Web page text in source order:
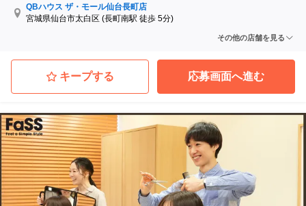
QBハウス ザ・モール仙台長町店
宮城県仙台市太白区 (長町南駅 徒歩 5分)
QBハウス イオン仙台幸町店
宮城県仙台市宮城野区 (陸前原ノ町駅 徒歩 18分)
QBハウス イオンタウン弘前樋の口店
青森県弘前市 (弘高下駅)
茨城県水戸市 (内原駅 徒歩 13分)
QBハウス イービーンズ店
宮城県仙台市青葉区
...他
その他の店舗を見る
キープする 応募画面へ進む